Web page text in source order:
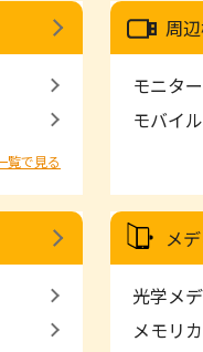
覧で見る
周
モニター
モバイ
メ
光学メ
メモリ